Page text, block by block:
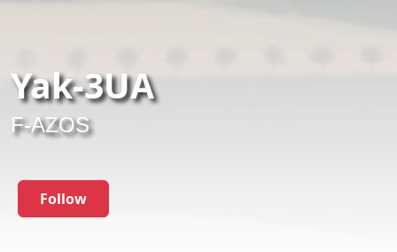
Yak-3UA
F-AZOS
Follow